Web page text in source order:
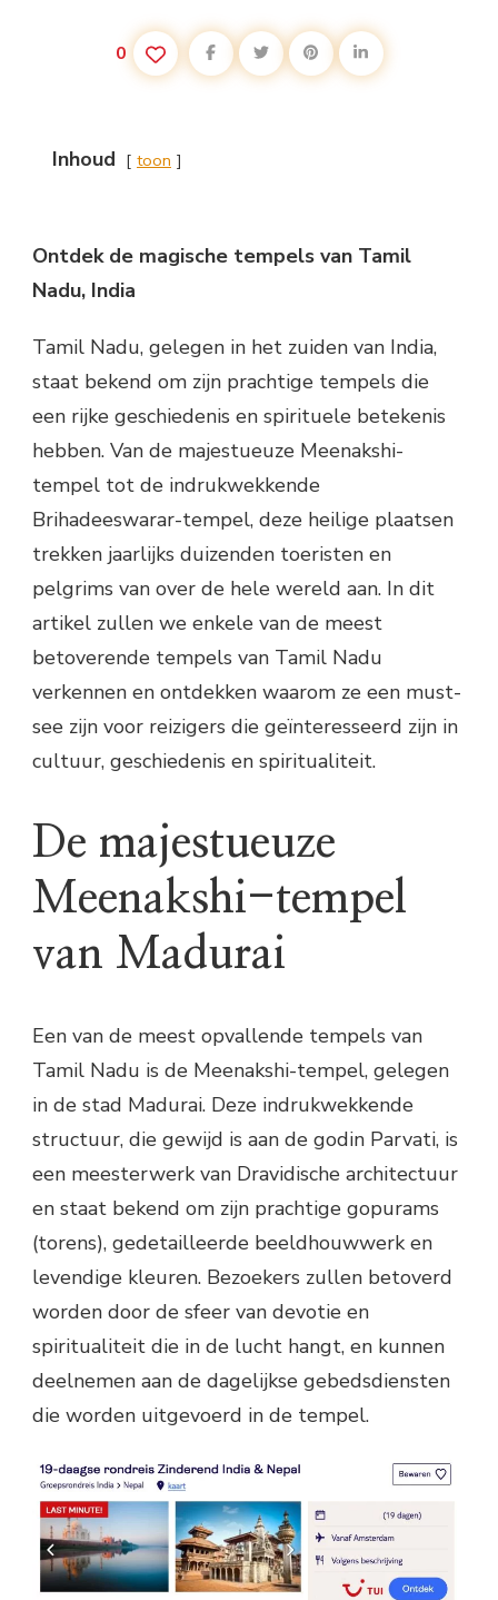
0
Inhoud toon
Ontdek de magische tempels van Tamil
Nadu, India
Tamil Nadu, gelegen in het zuiden van India,
staat bekend om zijn prachtige tempels die
een rijke geschiedenis en spirituele betekenis
hebben. Van de majestueuze Meenakshi-
tempel tot de indrukwekkende
Brihadeeswarar-tempel, deze heilige plaatsen
trekken jaarlijks duizenden toeristen en
pelgrims van over de hele wereld aan. In dit
artikel zullen we enkele van de meest
betoverende tempels van Tamil Nadu
verkennen en ontdekken waarom ze een must-
see zijn voor reizigers die geïnteresseerd zijn in
cultuur, geschiedenis en spiritualiteit.
De majestueuze
Meenakshi-tempel
van Madurai
Een van de meest opvallende tempels van
Tamil Nadu is de Meenakshi-tempel, gelegen
in de stad Madurai. Deze indrukwekkende
structuur, die gewijd is aan de godin Parvati, is
een meesterwerk van Dravidische architectuur
en staat bekend om zijn prachtige gopurams
(torens), gedetailleerde beeldhouwwerk en
levendige kleuren. Bezoekers zullen betoverd
worden door de sfeer van devotie en
spiritualiteit die in de lucht hangt, en kunnen
deelnemen aan de dagelijkse gebedsdiensten
die worden uitgevoerd in de tempel.